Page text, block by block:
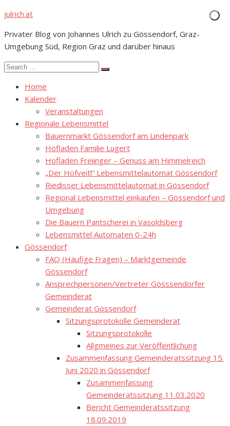
Skip
content
julrich.at
Privater Blog von Johannes Ulrich zu Gössendorf, Graz-
Umgebung Süd, Region Graz und darüber hinaus
Search
Search
Home
Kalender
Veranstaltungen
Regionale Lebensmittel
Bauernmarkt Gössendorf am Lindenpark
Hofladen Familie Lugert
Hofladen Freiinger – Genuss am Himmelreich
„Der Hofveitl“ Lebensmittelautomat Gössendorf
Riedisser Lebensmittelautomat in Gössendorf
Regional Lebensmittel einkaufen – Gössendorf und
Umgebung
Die Bauern Pantscherei in Vasoldsberg
Lebensmittel Automaten 0-24h
Gössendorf
FAQ (Häufige Fragen) – Marktgemeinde
Gössendorf
Ansprechpersonen/Vertreter Gösssendorfer
Gemeinderat
Gemeinderat Gössendorf
Sitzungsprotokolle Gemeinderat
Sitzungsprotokolle
Allgmeines zur Veröffentlichung
Zusammenfassung Gemeinderatssitzung 15.
Juni 2020 in Gössendorf
Zusammenfassung
Gemeinderatssitzung 11.03.2020
Bericht Gemeinderatssitzung
18.09.2019